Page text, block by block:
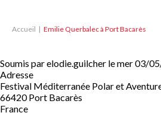
Accueil Emilie Querbalec à Port Bacarès
Soumis parelodie.guilcher lemer 03/
Adresse
Festival Méditerranée Polar et
66420 Port Bacarès
France